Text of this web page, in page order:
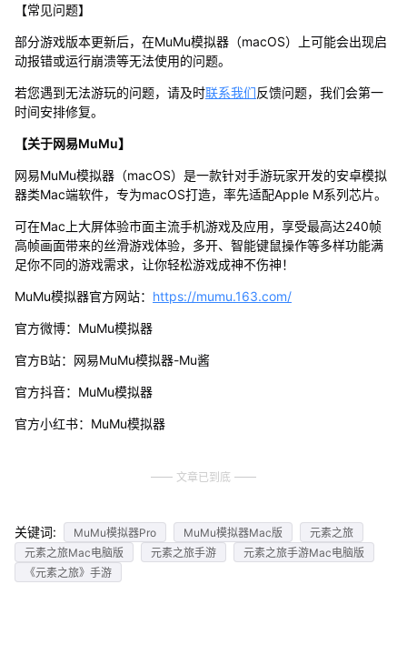
【常见问题】
部分游戏版本更新后，在MuMu模拟器（macOS）上可能会出现启
动报错或运行崩溃等无法使用的问题。
若您遇到无法游玩的问题，请及时联系我们反馈问题，我们会第一
时间安排修复。
【关于网易MuMu】
网易MuMu模拟器（macOS）是一款针对手游玩家开发的安卓模拟
器类Mac端软件，专为macOS打造，率先适配Apple M系列芯片。
可在Mac上大屏体验市面主流手机游戏及应用，享受最高达240帧
高帧画面带来的丝滑游戏体验，多开、智能键鼠操作等多样功能满
足你不同的游戏需求，让你轻松游戏成神不伤神！
MuMu模拟器官方网站： https://mumu.163.com/
官方微博：MuMu模拟器
官方B站：网易MuMu模拟器-Mu酱
官方抖音：MuMu模拟器
官方小红书：MuMu模拟器
文章已到底
关键词: MuMu模拟器Pro MuMu模拟器Mac版
元素之旅
元素之旅Mac电脑版
元素之旅手游
元素之旅手游Mac电脑版
《元素之旅》手游